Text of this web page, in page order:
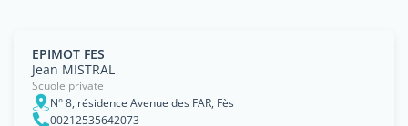
EPIMOT FES
Jean MISTRAL
Scuole private
N° 8, résidence Avenue des FAR, Fès
00212535642073